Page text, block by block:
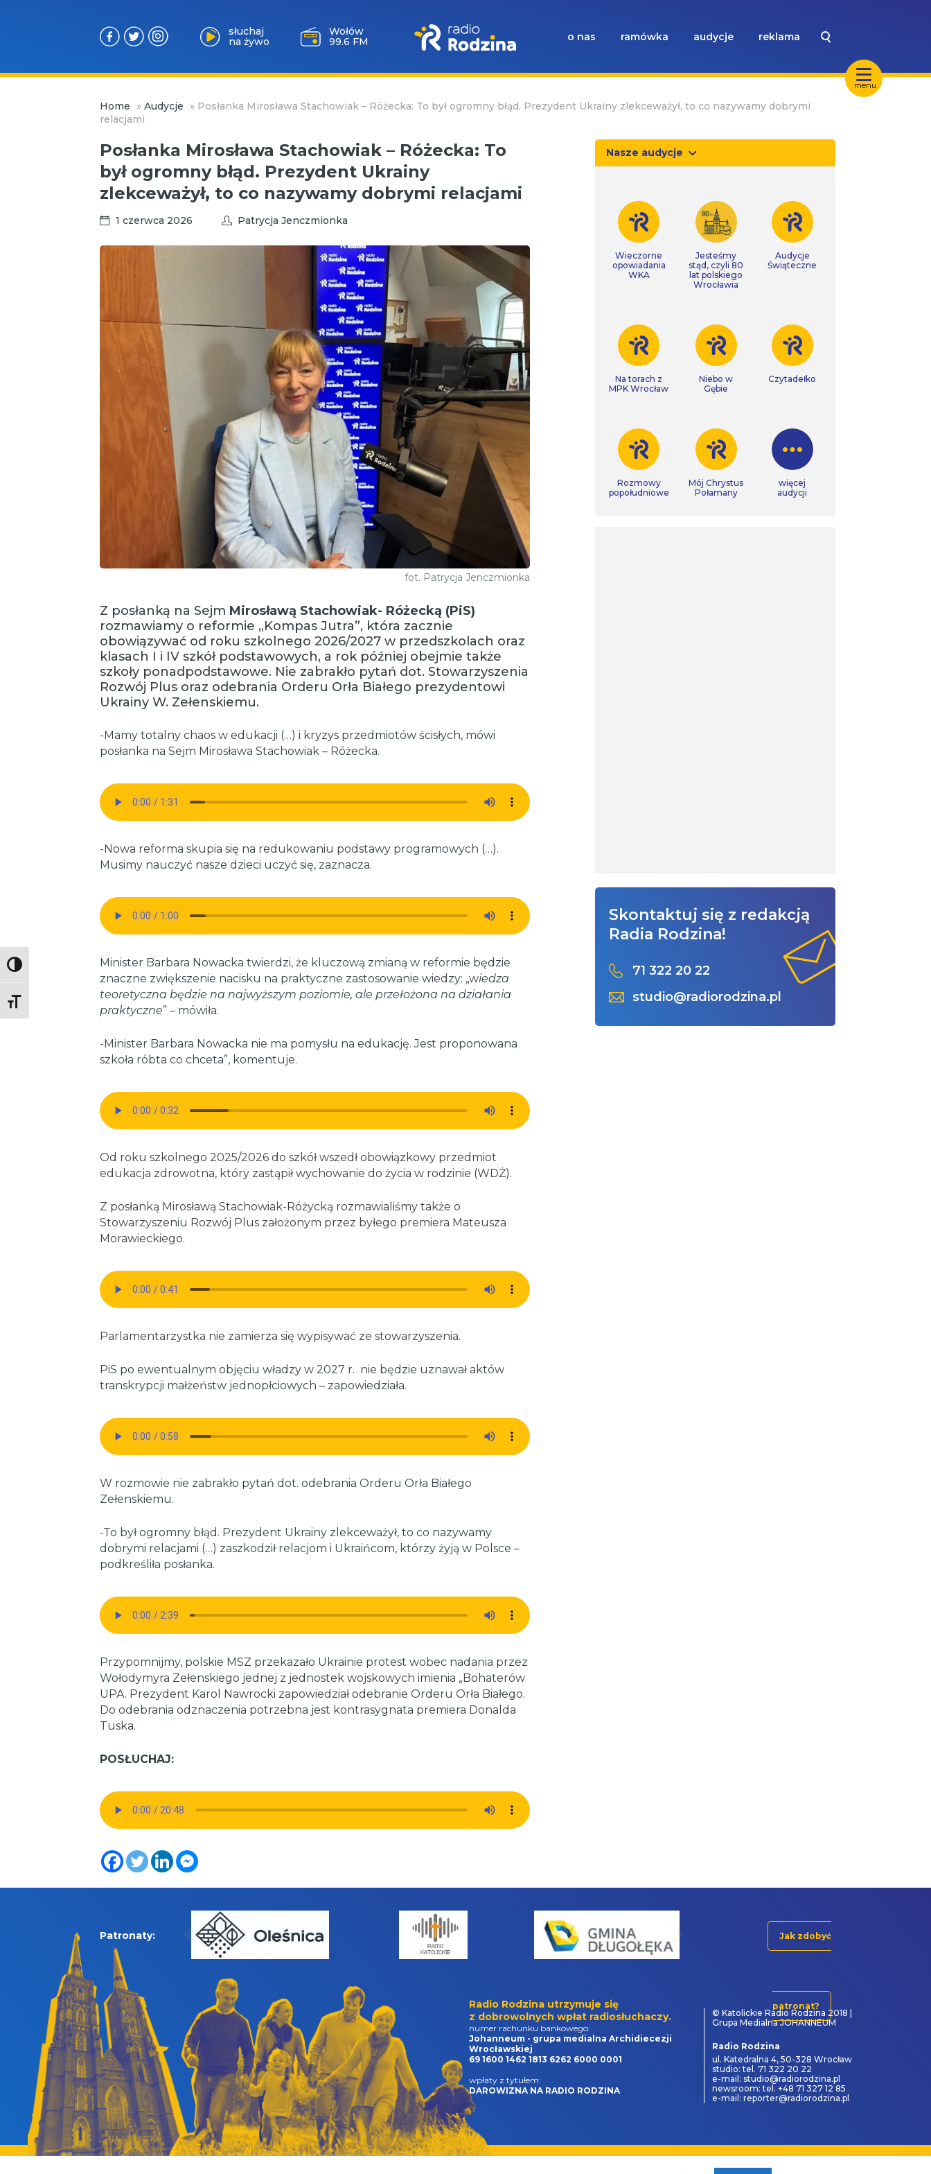
Toggle High Contrast
Toggle Font size
menu
słuchaj
na żywo
Wołów
99.6 FM
o nas ramówka audycje reklama
Home » Audycje » Posłanka Mirosława Stachowiak – Różecka: To był ogromny błąd. Prezydent Ukrainy zlekceważył, to co nazywamy dobrymi
relacjami
Posłanka Mirosława Stachowiak – Różecka: To
był ogromny błąd. Prezydent Ukrainy
zlekceważył, to co nazywamy dobrymi relacjami
1 czerwca 2026 Patrycja Jenczmionka
fot. Patrycja Jenczmionka
Z posłanką na Sejm Mirosławą Stachowiak- Różecką (PiS)
rozmawiamy o reformie „Kompas Jutra”, która zacznie
obowiązywać od roku szkolnego 2026/2027 w przedszkolach oraz
klasach I i IV szkół podstawowych, a rok później obejmie także
szkoły ponadpodstawowe. Nie zabrakło pytań dot. Stowarzyszenia
Rozwój Plus oraz odebrania Orderu Orła Białego prezydentowi
Ukrainy W. Zełenskiemu.
-Mamy totalny chaos w edukacji (…) i kryzys przedmiotów ścisłych, mówi
posłanka na Sejm Mirosława Stachowiak – Różecka.
-Nowa reforma skupia się na redukowaniu podstawy programowych (…).
Musimy nauczyć nasze dzieci uczyć się, zaznacza.
Minister Barbara Nowacka twierdzi, że kluczową zmianą w reformie będzie
znaczne zwiększenie nacisku na praktyczne zastosowanie wiedzy: „wiedza
teoretyczna będzie na najwyższym poziomie, ale przełożona na działania
praktyczne” – mówiła.
-Minister Barbara Nowacka nie ma pomysłu na edukację. Jest proponowana
szkoła róbta co chceta”, komentuje.
Od roku szkolnego 2025/2026 do szkół wszedł obowiązkowy przedmiot
edukacja zdrowotna, który zastąpił wychowanie do życia w rodzinie (WDŻ).
Z posłanką Mirosławą Stachowiak-Różycką rozmawialiśmy także o
Stowarzyszeniu Rozwój Plus założonym przez byłego premiera Mateusza
Morawieckiego.
Parlamentarzystka nie zamierza się wypisywać ze stowarzyszenia.
PiS po ewentualnym objęciu władzy w 2027 r. nie będzie uznawał aktów
transkrypcji małżeństw jednopłciowych – zapowiedziała.
W rozmowie nie zabrakło pytań dot. odebrania Orderu Orła Białego
Zełenskiemu.
-To był ogromny błąd. Prezydent Ukrainy zlekceważył, to co nazywamy
dobrymi relacjami (…) zaszkodził relacjom i Ukraińcom, którzy żyją w Polsce –
podkreśliła posłanka.
Przypomnijmy, polskie MSZ przekazało Ukrainie protest wobec nadania przez
Wołodymyra Zełenskiego jednej z jednostek wojskowych imienia „Bohaterów
UPA. Prezydent Karol Nawrocki zapowiedział odebranie Orderu Orła Białego.
Do odebrania odznaczenia potrzebna jest kontrasygnata premiera Donalda
Tuska.
POSŁUCHAJ:
Nasze audycje
Wieczorne
opowiadania
WKA
Jesteśmy
stąd, czyli 80
lat polskiego
Wrocławia
Audycje
Świąteczne
Na torach z
MPK Wrocław
Niebo w
Gębie
Czytadełko
Rozmowy
popołudniowe
Mój Chrystus
Połamany
więcej
audycji
Skontaktuj się z redakcją
Radia Rodzina!
71 322 20 22
studio@radiorodzina.pl
Patronaty: Jak zdobyć
patronat?
Radio Rodzina utrzymuje się
z dobrowolnych wpłat radiosłuchaczy.
numer rachunku bankowego:
Johanneum - grupa medialna Archidiecezji
Wrocławskiej
69 1600 1462 1813 6262 6000 0001
wpłaty z tytułem:
DAROWIZNA NA RADIO RODZINA
© Katolickie Radio Rodzina 2018 |
Grupa Medialna JOHANNEUM
Radio Rodzina
ul. Katedralna 4, 50-328 Wrocław
studio: tel. 71 322 20 22
e-mail: studio@radiorodzina.pl
newsroom: tel. +48 71 327 12 85
e-mail: reporter@radiorodzina.pl